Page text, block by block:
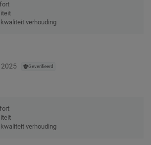
verhouding
Geverifieerd
verhouding